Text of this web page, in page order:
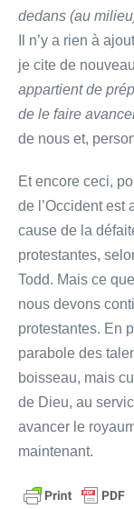
dedans (au
Il n’y a rien à
je cite de
appartient de
de le faire
de nous et,
Et encore ceci,
de l’Occident est
cause de la
protestantes,
Todd. Mais ce
nous devons
protestantes. En
parabole des
boisseau, mais
de Dieu, au
avancer le
maintenant.